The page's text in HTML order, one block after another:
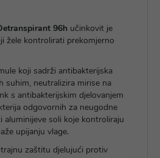
96h učinkovit je
žele kontrolirati prekomjerno
koji sadrži antibakterijska
suhim, neutralizira mirise na
s antibakterijskim djelovanjem
odgovornih za neugodne
aluminijeve soli koje kontroliraju
upijanju vlage.
zaštitu djelujući protiv